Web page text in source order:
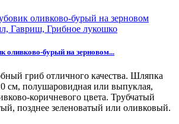
оливково-бурый на зерновом...
гриб отличного качества. Шляпка
см, полушаровидная или выпуклая,
коричневого цвета. Трубчатый
позднее зеленоватый или оливковый.